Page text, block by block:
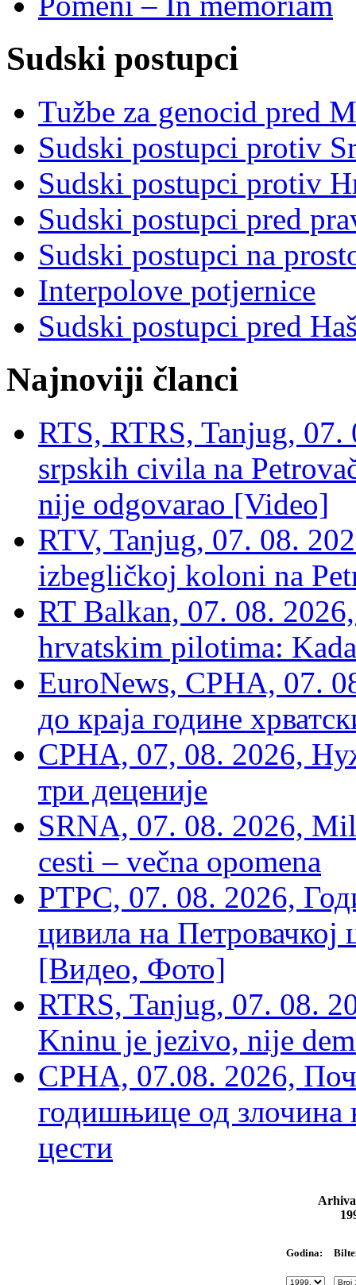
Sudski postupci
Tužbe za genocid pred
Sudski postupci protiv
Sudski postupci protiv
Sudski postupci pred
Sudski postupci na
Interpolove potjernice
Sudski postupci pred
Najnoviji članci
RTS, RTRS, Tanjug,
srpskih civila na
nije odgovarao [Video]
RTV, Tanjug, 07. 08.
izbegličkoj koloni na
RT Balkan, 07. 08.
hrvatskim pilotima:
EuroNews, СРНА, 07.
до краја године
СРНА, 07, 08. 2026,
три деценије
SRNA, 07. 08. 2026,
cesti – večna opomena
РТРС, 07. 08. 2026,
цивила на Петровачкој
[Видео, Фото]
RTRS, Tanjug, 07. 08.
Kninu je jezivo, nije
СРНА, 07.08. 2026,
годишњице од злочина
цести
Godina: